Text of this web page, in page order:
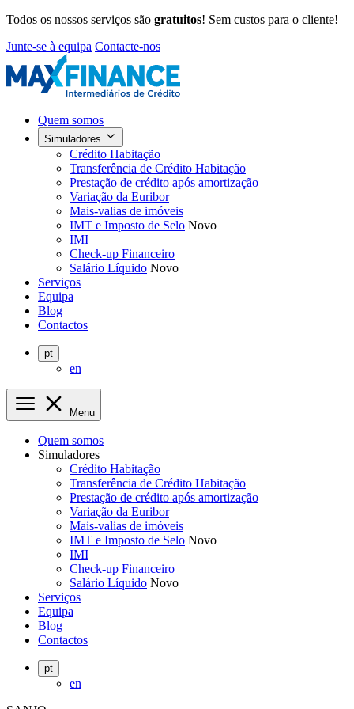
Todos os nossos serviços são gratuitos! Sem custos para o cliente!
Junte-se à equipa Contacte-nos
Quem somos
Simuladores
Crédito Habitação
Transferência de Crédito Habitação
Prestação de crédito após amortização
Variação da Euribor
Mais-valias de imóveis
IMT e Imposto de Selo Novo
IMI
Check-up Financeiro
Salário Líquido Novo
Serviços
Equipa
Blog
Contactos
pt
en
Menu
Quem somos
Simuladores
Crédito Habitação
Transferência de Crédito Habitação
Prestação de crédito após amortização
Variação da Euribor
Mais-valias de imóveis
IMT e Imposto de Selo Novo
IMI
Check-up Financeiro
Salário Líquido Novo
Serviços
Equipa
Blog
Contactos
pt
en